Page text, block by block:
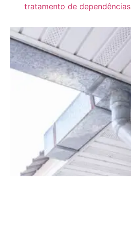
tratamento de dependências